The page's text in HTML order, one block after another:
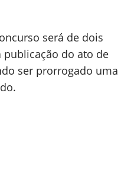
será de dois
publicação do ato de
ser prorrogado uma